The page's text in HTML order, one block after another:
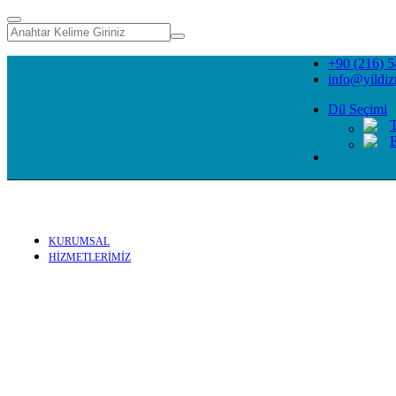
+90 (216)
Dil Seçimi
KURUMSAL
HİZMETLERİMİZ